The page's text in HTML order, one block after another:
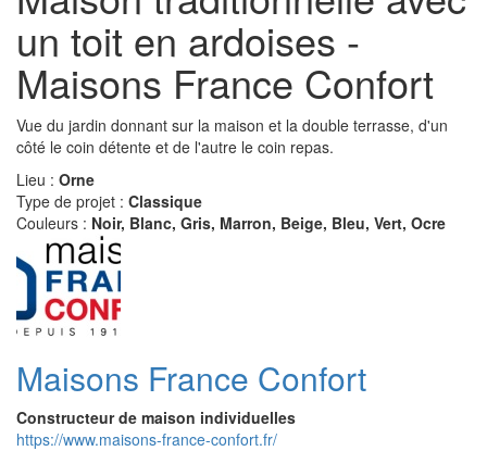
un toit en ardoises -
Maisons France Confort
Vue du jardin donnant sur la maison et la double terrasse, d'un
côté le coin détente et de l'autre le coin repas.
Lieu : Orne
Type de projet : Classique
Couleurs : Noir, Blanc, Gris, Marron, Beige, Bleu, Vert, Ocre
Maisons France Confort
Constructeur de maison individuelles
https://www.maisons-france-confort.fr/